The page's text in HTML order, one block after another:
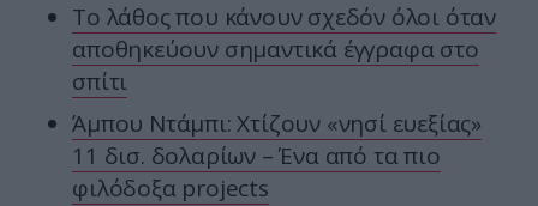
Το λάθος που κάνουν σχεδόν όλοι όταν
αποθηκεύουν σημαντικά έγγραφα στο
σπίτι
Άμπου Ντάμπι: Χτίζουν «νησί ευεξίας»
11 δισ. δολαρίων – Ένα από τα πιο
φιλόδοξα projects